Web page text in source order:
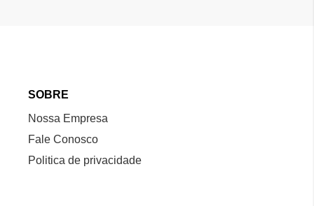
SOBRE
Nossa Empresa
Fale Conosco
Politica de privacidade